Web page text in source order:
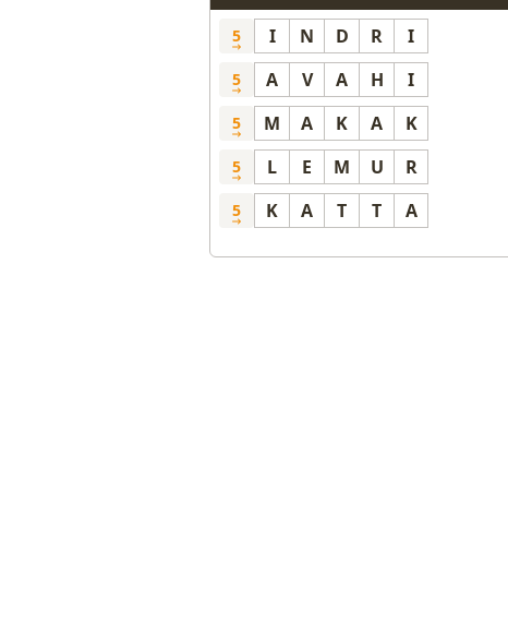
5 I N D R I
5 A V A H I
5 M A K A K
5 L E M U R
5 K A T T A